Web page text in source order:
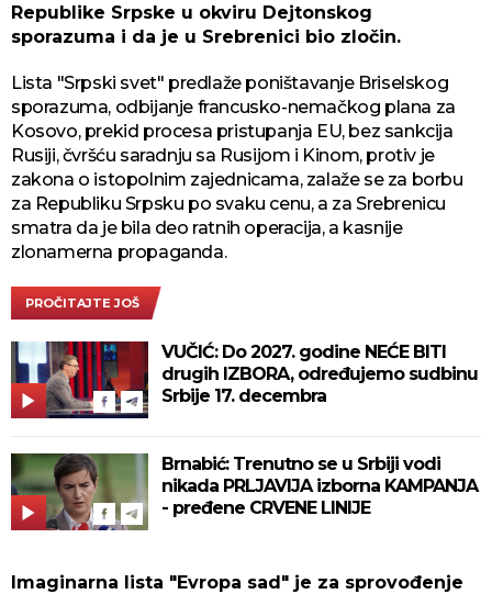
Republike Srpske u okviru Dejtonskog
sporazuma i da je u Srebrenici bio zločin.
Lista "Srpski svet" predlaže poništavanje Briselskog
sporazuma, odbijanje francusko-nemačkog plana za
Kosovo, prekid procesa pristupanja EU, bez sankcija
Rusiji, čvršću saradnju sa Rusijom i Kinom, protiv je
zakona o istopolnim zajednicama, zalaže se za borbu
za Republiku Srpsku po svaku cenu, a za Srebrenicu
smatra da je bila deo ratnih operacija, a kasnije
zlonamerna propaganda.
PROČITAJTE JOŠ
VUČIĆ: Do 2027. godine NEĆE BITI
drugih IZBORA, određujemo sudbinu
Srbije 17. decembra
Brnabić: Trenutno se u Srbiji vodi
nikada PRLJAVIJA izborna KAMPANJA
- pređene CRVENE LINIJE
Imaginarna lista "Evropa sad" je za sprovođenje